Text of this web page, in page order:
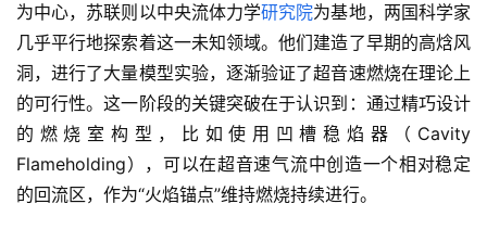
为中心，苏联则以中央流体力学研究院为基地，两国科学家
几乎平行地探索着这一未知领域。他们建造了早期的高焓风
洞，进行了大量模型实验，逐渐验证了超音速燃烧在理论上
的可行性。这一阶段的关键突破在于认识到：通过精巧设计
的燃烧室构型，比如使用凹槽稳焰器（Cavity
Flameholding），可以在超音速气流中创造一个相对稳定
的回流区，作为“火焰锚点”维持燃烧持续进行。